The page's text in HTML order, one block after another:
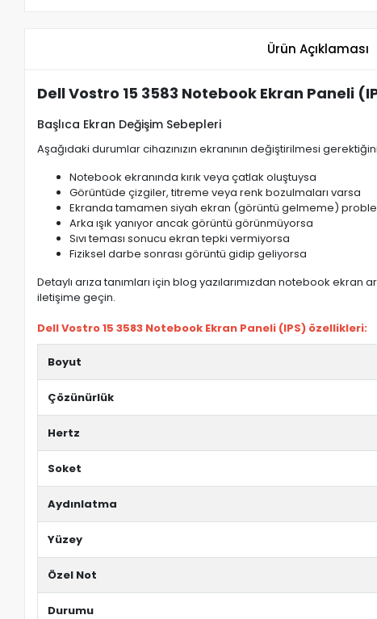
Ürün Açıklaması
Dell Vostro 15 3583 Notebook Ekran Paneli
Başlıca Ekran Değişim Sebepleri
Aşağıdaki durumlar cihazınızın ekranının değiştirilmesi
Notebook ekranında kırık veya çatlak oluştuysa
Görüntüde çizgiler, titreme veya renk bozulmaları varsa
Ekranda tamamen siyah ekran (görüntü gelmeme)
Arka ışık yanıyor ancak görüntü görünmüyorsa
Sıvı teması sonucu ekran tepki vermiyorsa
Fiziksel darbe sonrası görüntü gidip geliyorsa
Detaylı arıza tanımları için blog yazılarımızdan notebook
iletişime geçin.
Dell Vostro 15 3583 Notebook Ekran Paneli (IPS) özellikleri:
Boyut
Çözünürlük
Hertz
Soket
Aydınlatma
Yüzey
Özel Not
Durumu